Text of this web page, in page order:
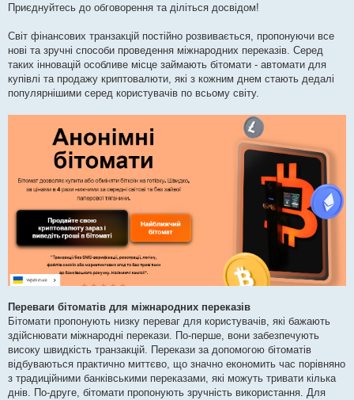
Приєднуйтесь до обговорення та діліться досвідом!
Світ фінансових транзакцій постійно розвивається, пропонуючи все
нові та зручні способи проведення міжнародних переказів. Серед
таких інновацій особливе місце займають бітомати - автомати для
купівлі та продажу криптовалюти, які з кожним днем стають дедалі
популярнішими серед користувачів по всьому світу.
Переваги бітоматів для міжнародних переказів
Бітомати пропонують низку переваг для користувачів, які бажають
здійснювати міжнародні перекази. По-перше, вони забезпечують
високу швидкість транзакцій. Перекази за допомогою бітоматів
відбуваються практично миттєво, що значно економить час порівняно
з традиційними банківськими переказами, які можуть тривати кілька
днів. По-друге, бітомати пропонують зручність використання. Для